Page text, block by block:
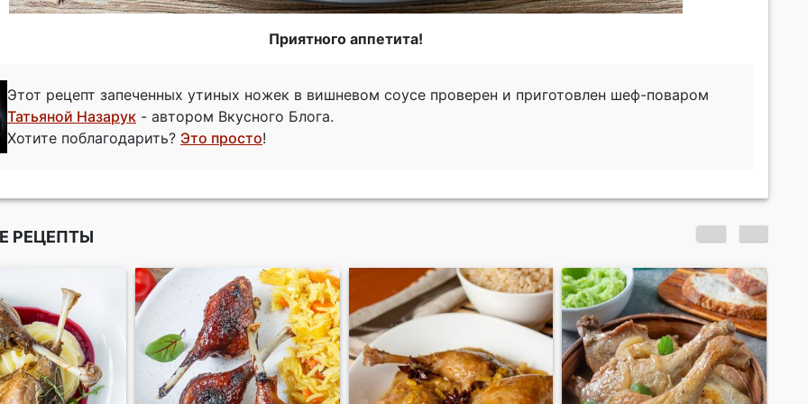
Приятного аппетита!
Этот рецепт запеченных утиных ножек в вишневом соусе проверен и приготовлен шеф-поваром
Татьяной Назарук - автором Вкусного Блога.
Хотите поблагодарить? Это просто!
РЕЦЕПТЫ
Утка с корнеплодами
и вишнево-винным
соусом